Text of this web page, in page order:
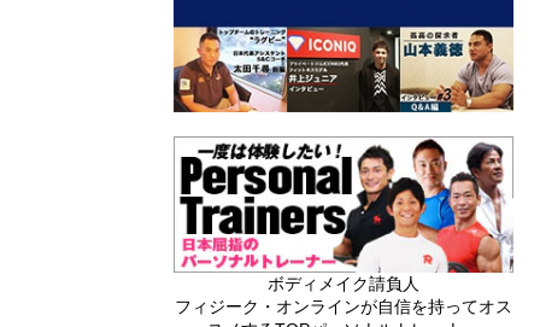
ボディメイク請負人
フィジーク・オンラインが自信を持ってオス